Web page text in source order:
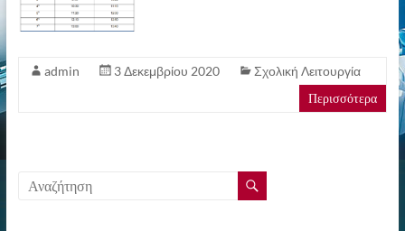
admin 3 Δεκεμβρίου 2020 Σχολική Λειτουργία
Περισσότερα